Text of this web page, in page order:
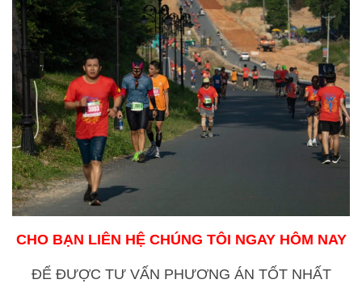
CHO BẠN LIÊN HỆ CHÚNG TÔI NGAY HÔM NAY
ĐỂ ĐƯỢC TƯ VẤN PHƯƠNG ÁN TỐT NHẤT